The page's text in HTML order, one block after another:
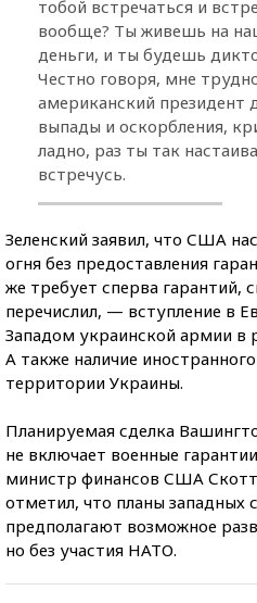
тобой встречаться и
вообще? Ты живешь на
деньги, и ты будешь
Честно говоря, мне
американский президент
выпады и оскорбления,
ладно, раз ты так
встречусь.
Зеленский заявил, что США
огня без предоставления
же требует сперва гарантий,
перечислил, — вступление в
Западом украинской армии в
А также наличие
территории Украины.
Планируемая сделка
не включает военные
министр финансов США Скотт
отметил, что планы западных
предполагают возможное
но без участия НАТО.